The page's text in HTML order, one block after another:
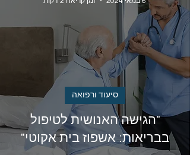
"הגישה האנושית לטיפול
בבריאות: אשפוז בית אקוטי"
סיעוד ורפואה